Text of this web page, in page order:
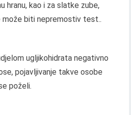
hranu, kao i za slatke zube,
može biti nepremostiv test..
ugljikohidrata negativno
pojavljivanje takve osobe
poželi.